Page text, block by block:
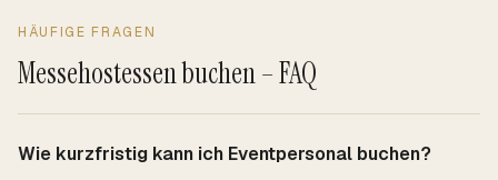
HÄUFIGE FRAGEN
Messehostessen buchen – FAQ
Wie kurzfristig kann ich Eventpersonal buchen?